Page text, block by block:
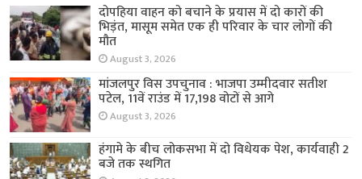
दोपहिया वाहन को बचाने के प्रयास में दो कारों की
भिड़ंत, मासूम समेत एक ही परिवार के चार लोगों की
मौत
August 3, 2026
मांजलपुर विस उपचुनाव : भाजपा उम्मीदवार सतीश
पटेल, 11वें राउंड में 17,198 वोटों से आगे
August 3, 2026
हंगामे के बीच लोकसभा में दो विधेयक पेश, कार्यवाही 2
बजे तक स्थगित